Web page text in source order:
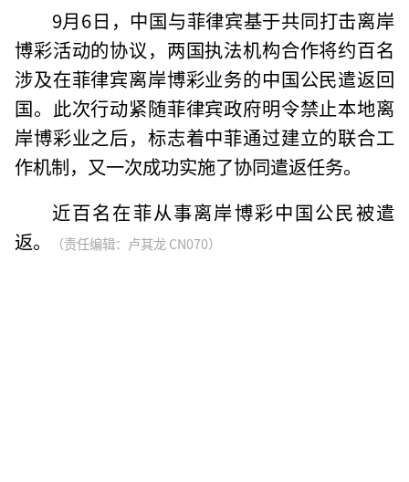
9月6日，中国与菲律宾基于共同打击离岸
博彩活动的协议，两国执法机构合作将约百名
涉及在菲律宾离岸博彩业务的中国公民遣返回
国。此次行动紧随菲律宾政府明令禁止本地离
岸博彩业之后，标志着中菲通过建立的联合工
作机制，又一次成功实施了协同遣返任务。
近百名在菲从事离岸博彩中国公民被遣
返。
（责任编辑：卢其龙 CN070）